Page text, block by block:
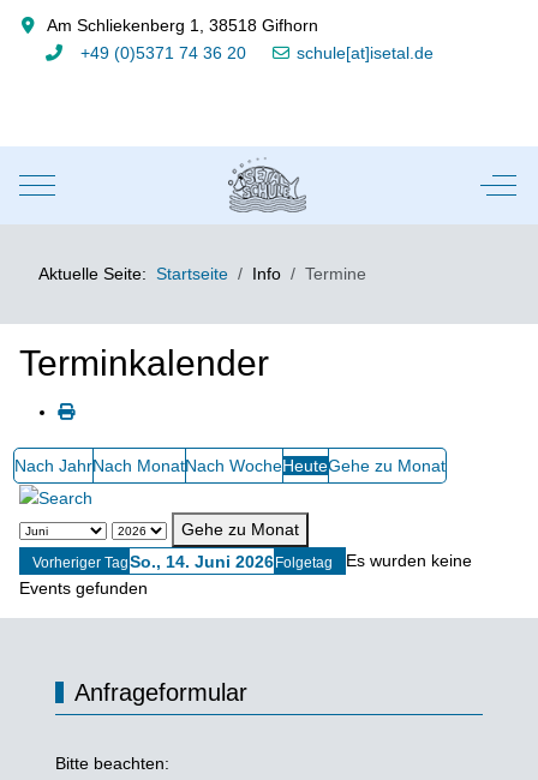
Am Schliekenberg 1, 38518 Gifhorn
+49 (0)5371 74 36 20
schule[at]isetal.de
Mobile Menu Toggle Off-
Aktuelle Seite:Startseite Info Termine
Terminkalender
Nach JahrNach MonatNach WocheHeuteGehe zu Monat
Gehe zu Monat
Vorheriger TagSo., 14. Juni 2026 Folgetag
Es wurden keine
Events gefunden
Anfrageformular
Bitte beachten: